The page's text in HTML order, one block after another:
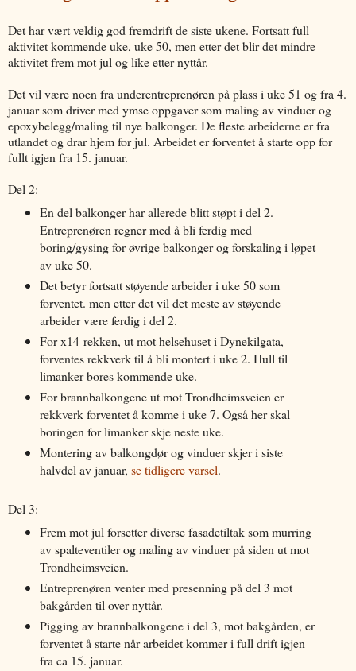
Det har vært veldig god fremdrift de siste ukene. Fortsatt full
aktivitet kommende uke, uke 50, men etter det blir det mindre
aktivitet frem mot jul og like etter nyttår.
Det vil være noen fra underentreprenøren på plass i uke 51 og fra 4.
januar som driver med ymse oppgaver som maling av vinduer og
epoxybelegg/maling til nye balkonger. De fleste arbeiderne er fra
utlandet og drar hjem for jul. Arbeidet er forventet å starte opp for
fullt igjen fra 15. januar.
Del 2:
En del balkonger har allerede blitt støpt i del 2.
Entreprenøren regner med å bli ferdig med
boring/gysing for øvrige balkonger og forskaling i løpet
av uke 50.
Det betyr fortsatt støyende arbeider i uke 50 som
forventet. men etter det vil det meste av støyende
arbeider være ferdig i del 2.
For x14-rekken, ut mot helsehuset i Dynekilgata,
forventes rekkverk til å bli montert i uke 2. Hull til
limanker bores kommende uke.
For brannbalkongene ut mot Trondheimsveien er
rekkverk forventet å komme i uke 7. Også her skal
boringen for limanker skje neste uke.
Montering av balkongdør og vinduer skjer i siste
halvdel av januar, se tidligere varsel.
Del 3:
Frem mot jul forsetter diverse fasadetiltak som murring
av spalteventiler og maling av vinduer på siden ut mot
Trondheimsveien.
Entreprenøren venter med presenning på del 3 mot
bakgården til over nyttår.
Pigging av brannbalkongene i del 3, mot bakgården, er
forventet å starte når arbeidet kommer i full drift igjen
fra ca 15. januar.